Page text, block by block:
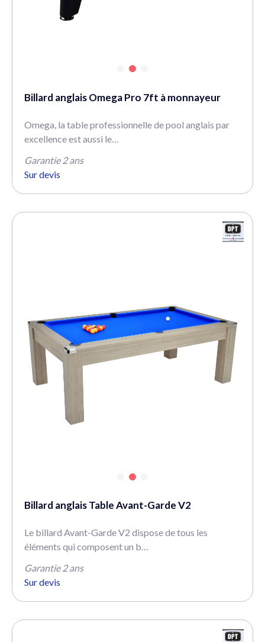
Billard anglais Omega Pro 7ft à monnayeur
Omega, la table professionnelle de pool anglais par
excellence est aussi le…
Garantie 2 ans
Sur devis
Billard anglais Table Avant-Garde V2
Le billard Avant-Garde V2 dispose de tous les
éléments qui composent un b…
Garantie 2 ans
Sur devis